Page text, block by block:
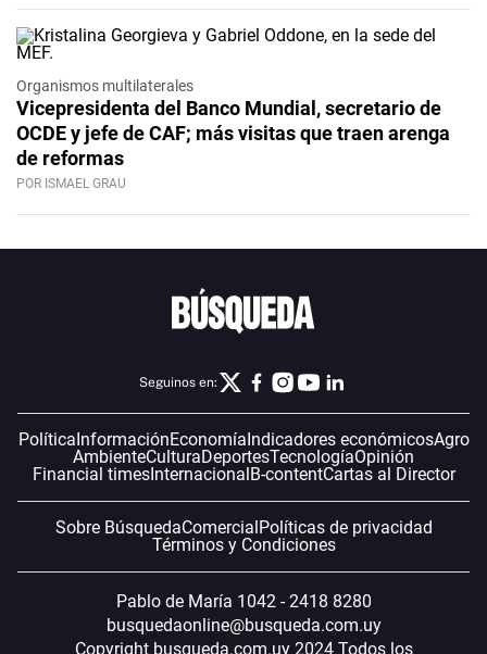
Organismos multilaterales
Vicepresidenta del Banco Mundial, secretario de
OCDE y jefe de CAF; más visitas que traen arenga
de reformas
POR ISMAEL GRAU
Seguinos en:
PolíticaInformaciónEconomíaIndicadores económicosAgro
AmbienteCulturaDeportesTecnologíaOpinión
Financial timesInternacionalB-contentCartas al Director
Sobre BúsquedaComercialPolíticas de privacidad
Términos y Condiciones
Pablo de María 1042 - 2418 8280
busquedaonline@busqueda.com.uy
Copyright busqueda.com.uy 2024 Todos los